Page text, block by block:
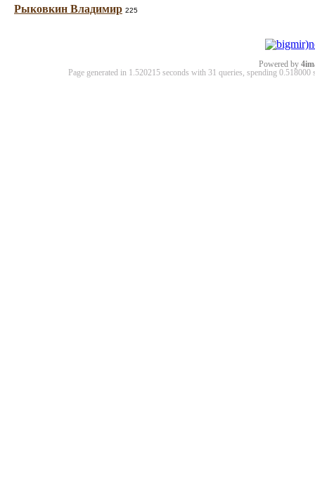
Рыковкин Владимир 225
Powered by
Page generated in 1.520215 seconds with 31 queries, spending